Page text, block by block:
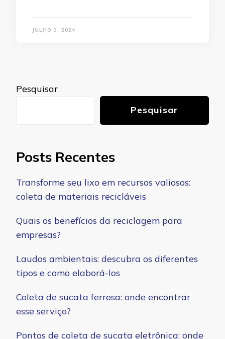
JULHO 3, 2024
Pesquisar
Pesquisar
Posts Recentes
Transforme seu lixo em recursos valiosos:
coleta de materiais recicláveis
Quais os benefícios da reciclagem para
empresas?
Laudos ambientais: descubra os diferentes
tipos e como elaborá-los
Coleta de sucata ferrosa: onde encontrar
esse serviço?
Pontos de coleta de sucata eletrônica: onde